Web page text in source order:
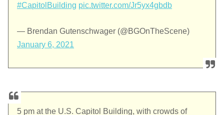
#CapitolBuilding pic.twitter.com/Jr5yx4gbdb
— Brendan Gutenschwager (@BGOnTheScene)
January 6, 2021
5 pm at the U.S. Capitol Building, with crowds of